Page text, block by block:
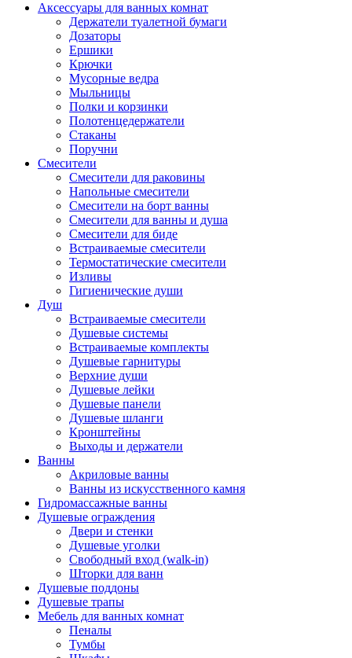
Аксессуары для ванных комнат
Держатели туалетной бумаги
Дозаторы
Ершики
Крючки
Мусорные ведра
Мыльницы
Полки и корзинки
Полотенцедержатели
Стаканы
Поручни
Смесители
Смесители для раковины
Напольные смесители
Смесители на борт ванны
Смесители для ванны и душа
Смесители для биде
Встраиваемые смесители
Термостатические смесители
Изливы
Гигиенические души
Душ
Встраиваемые смесители
Душевые системы
Встраиваемые комплекты
Душевые гарнитуры
Верхние души
Душевые лейки
Душевые панели
Душевые шланги
Кронштейны
Выходы и держатели
Ванны
Акриловые ванны
Ванны из искусственного камня
Гидромассажные ванны
Душевые ограждения
Двери и стенки
Душевые уголки
Свободный вход (walk-in)
Шторки для ванн
Душевые поддоны
Душевые трапы
Мебель для ванных комнат
Пеналы
Тумбы